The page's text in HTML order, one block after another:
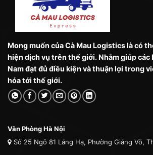
Mong muốn của Cà Mau Logistics là có
hiện dịch vụ trên thế giới. Nhằm giúp các
Nam đạt đủ điều kiện và thuận lợi trong
hóa tới thế giới.
Văn Phòng Hà Nội
Số 25 Ngõ 81 Láng Hạ, Phường Giảng Võ,